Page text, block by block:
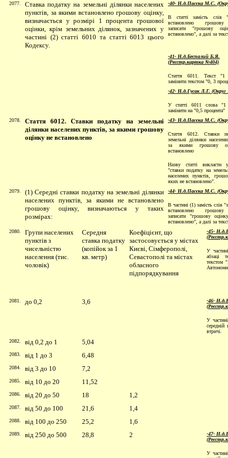
2077.
Ставка податку на земельні ділянки населених
пунктів, за якими встановлено грошову оцінку,
визначається у розмірі 1 процента грошової
оцінки, крім земельних ділянок, зазначених у
частині (2) статті 6010 та статті 6013 цього
Кодексу.
-40- Н.д.Пасєка М.С.
В статтi замiсть слiв
встановлено
записати "грошову
встановлено", а далi за
-41- Н.д.Беспалий Б.Я.
(Реєстр.картка №404)
Стаття 6011. Текст "1
замінити текстом "0, 3
-42- Н.д.Гусак Л.Г.
У статті 6011 слова "1
замінити на "0,5 процента"
2078.
Стаття 6012. Ставки податку на земельні
ділянки населених пунктів, за якими грошову
оцінку не встановлено
-43- Н.д.Пасєка М.С.
Стаття 6012. Ставки
земельнi дiлянки
за якими грошову
встановлено
Назву статтi викласти
"ставки податку на
населених пунктiв,
яких не встановлено".
2079.
(1) Середні ставки податку на земельні ділянки
населених пунктів, за якими не встановлено
грошову оцінку, визначаються у таких
розмірах:
-44- Н.д.Пасєка М.С.
В частинi (1) замiсть слiв
встановлено
записати "грошову
встановлено", а далi за
2080.
Групи населених
пунктів з
чисельністю
населення (тис.
чоловік)
Середня
ставка податку
(копійок за 1
кв. метр)
Коефіцієнт, що
застосовується у містах
Києві, Сімферополі,
Севастополі та містах
обласного
підпорядкування
-45-
У
абзаці
текстом
2081. до 0,2 3,6
-46-
У
середній
втричі.
2082.
від 0,2 до 1 5,04
2083. від 1 до 3 6,48
2084. від 3 до 10 7,2
2085. від 10 до 20 11,52
2086. від 20 до 50 18 1,2
2087. від 50 до 100 21,6 1,4
2088. від 100 до 250 25,2 1,6
2089. від 250 до 500 28,8 2
-47-
У